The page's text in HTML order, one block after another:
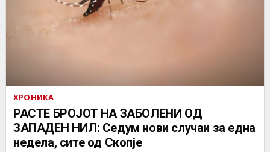
ХРОНИКА
РАСТЕ БРОЈОТ НА ЗАБОЛЕНИ ОД
ЗАПАДЕН НИЛ: Седум нови случаи за една
недела, сите од Скопје